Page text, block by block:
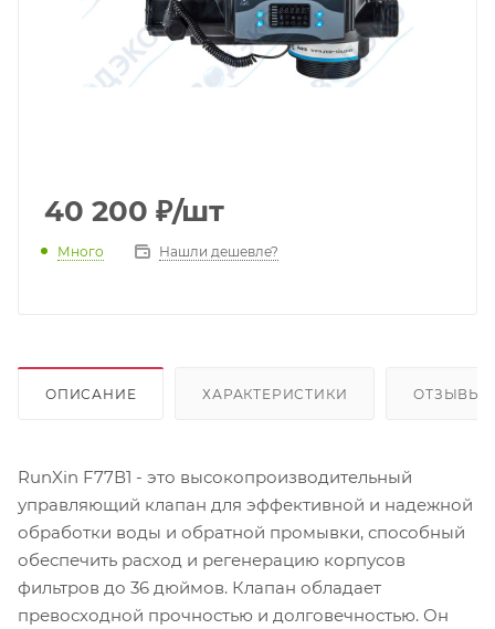
40 200 ₽/шт
Много Нашли дешевле?
ОПИСАНИЕ ХАРАКТЕРИСТИКИ ОТЗЫВЫ
RunXin F77В1 - это высокопроизводительный
управляющий клапан для эффективной и надежной
обработки воды и обратной промывки, способный
обеспечить расход и регенерацию корпусов
фильтров до 36 дюймов. Клапан обладает
превосходной прочностью и долговечностью. Он